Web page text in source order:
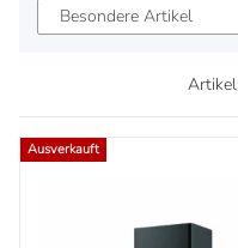
Besondere Artikel
Artikel
Ausverkauft